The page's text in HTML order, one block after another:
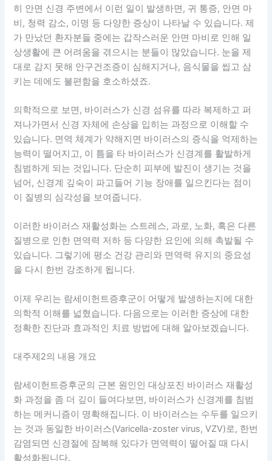
히 안면 신경 주변에서 이런 일이 발생하면, 귀 통증, 안면 마
비, 청력 감소, 이명 등 다양한 증상이 나타날 수 있습니다. 제
가 만났던 환자분들 중에는 갑작스러운 안면 마비로 인해 일
상생활에 큰 어려움을 겪으시는 분들이 많았습니다. 눈을 제
대로 감지 못해 안구건조증이 심해지거나, 음식물을 씹고 삼
키는 데에도 불편함을 호소하셨죠.
의학적으로 보면, 바이러스가 신경 섬유를 따라 복제하고 퍼
져나가면서 신경 자체에 손상을 입히는 과정으로 이해할 수
있습니다. 면역 체계가 약해지면 바이러스의 증식을 억제하는
능력이 떨어지고, 이 틈을 타 바이러스가 신경계를 활발하게
침범하게 되는 것입니다. 단순히 피부에 발진이 생기는 것을
넘어, 신경계 깊숙이 파고들어 기능 장애를 일으킨다는 점이
이 질병의 심각성을 보여줍니다.
이러한 바이러스 재활성화는 스트레스, 과로, 노화, 혹은 다른
질병으로 인한 면역력 저하 등 다양한 요인에 의해 촉발될 수
있습니다. 그렇기에 평소 건강 관리와 면역력 유지의 중요성
을 다시 한번 강조하게 됩니다.
이제 우리는 람세이헌트증후군이 어떻게 발생하는지에 대한
의학적 이해를 넓혔습니다. 다음으로는 이러한 증상에 대한
정확한 진단과 효과적인 치료 방법에 대해 알아보겠습니다.
대주제2의 내용 개요
람세이헌트증후군의 근본 원인인 대상포진 바이러스 재활성
화 과정을 좀 더 깊이 들여다보면, 바이러스가 신경계를 침범
하는 메커니즘이 명확해집니다. 이 바이러스는 수두를 일으키
는 것과 동일한 바이러스(Varicella-zoster virus, VZV)로, 한번
감염되면 신경절에 잠복해 있다가 면역력이 떨어질 때 다시
활성화됩니다.